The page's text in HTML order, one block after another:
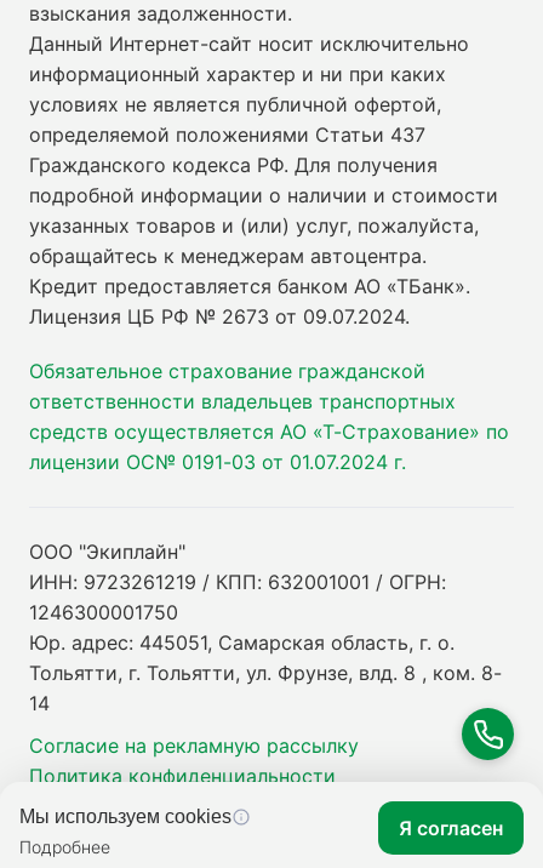
взыскания задолженности.
Данный Интернет-сайт носит исключительно
информационный характер и ни при каких
условиях не является публичной офертой,
определяемой положениями Статьи 437
Гражданского кодекса РФ. Для получения
подробной информации о наличии и стоимости
указанных товаров и (или) услуг, пожалуйста,
обращайтесь к менеджерам автоцентра.
Кредит предоставляется банком АО «ТБанк».
Лицензия ЦБ РФ № 2673 от 09.07.2024.
Обязательное страхование гражданской
ответственности владельцев транспортных
средств осуществляется АО «Т-Страхование» по
лицензии ОС№ 0191-03 от 01.07.2024 г.
ООО "Экиплайн"
ИНН: 9723261219 / КПП: 632001001 / ОГРН:
1246300001750
Юр. адрес: 445051, Самарская область, г. о.
Тольятти, г. Тольятти, ул. Фрунзе, влд. 8 , ком. 8-
14
Согласие на рекламную рассылку
Политика конфиденциальности
Мы используем cookies
Подробнее
Я согласен